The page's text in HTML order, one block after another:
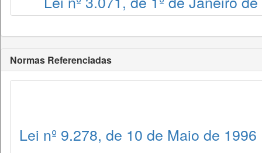
Normas Referenciadas
Lei nº 9.278, de 10 de Maio de 1996